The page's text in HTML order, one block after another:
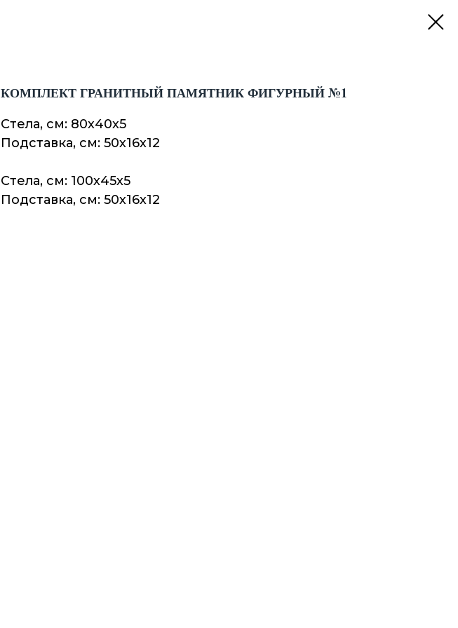
КОМПЛЕКТ ГРАНИТНЫЙ ПАМЯТНИК ФИГУРНЫЙ №1
Стела, см: 80х40х5
Подставка, см: 50х16х12
Стела, см: 100х45х5
Подставка, см: 50х16х12